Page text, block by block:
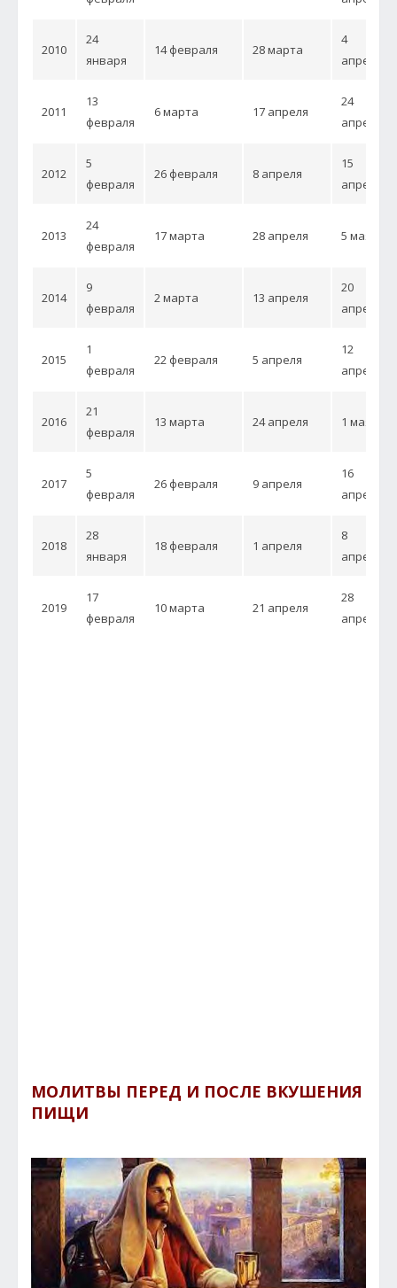
2010
24
января
14 февраля 28 марта
4
апреля
2011
13
февраля
6 марта 17 апреля
24
апреля
2012
5
февраля
26 февраля 8 апреля
15
апреля
2013
24
февраля
17 марта 28 апреля 5 мая
2014
9
февраля
2 марта 13 апреля
20
апреля
2015
1
февраля
22 февраля 5 апреля
12
апреля
2016
21
февраля
13 марта 24 апреля 1 мая
2017
5
февраля
26 февраля 9 апреля
16
апреля
2018
28
января
18 февраля 1 апреля
8
апреля
2019
17
февраля
10 марта 21 апреля
28
апреля
МОЛИТВЫ ПЕРЕД И ПОСЛЕ ВКУШЕНИЯ
ПИЩИ